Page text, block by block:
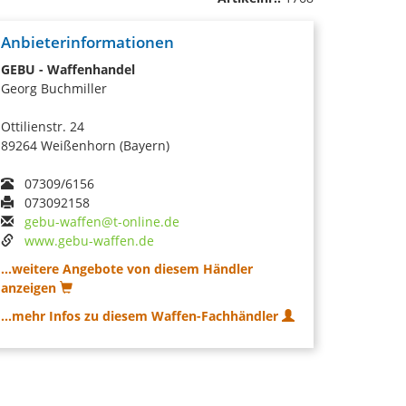
Anbieterinformationen
GEBU - Waffenhandel
Georg Buchmiller
Ottilienstr. 24
89264 Weißenhorn (Bayern)
07309/6156
073092158
gebu-waffen@t-online.de
www.gebu-waffen.de
...weitere Angebote von diesem Händler
anzeigen
...mehr Infos zu diesem Waffen-Fachhändler